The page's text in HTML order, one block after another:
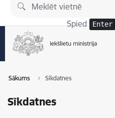
Pāriet uz lapas saturu
Spied Enter
Sākums Sīkdatnes
Sīkdatnes